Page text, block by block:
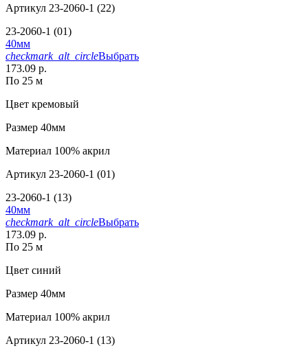
Артикул 23-2060-1 (22)
23-2060-1 (01)
40мм
checkmark_alt_circleВыбрать
173.09 р.
По 25 м
Цвет кремовый
Размер 40мм
Материал 100% акрил
Артикул 23-2060-1 (01)
23-2060-1 (13)
40мм
checkmark_alt_circleВыбрать
173.09 р.
По 25 м
Цвет синий
Размер 40мм
Материал 100% акрил
Артикул 23-2060-1 (13)